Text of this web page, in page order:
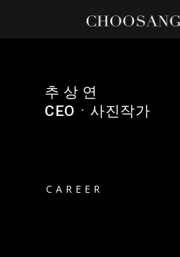
추 상 연
CEOㆍ사진작가
CAREER